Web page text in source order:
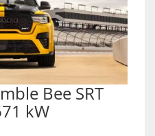
Bee SRT
kW